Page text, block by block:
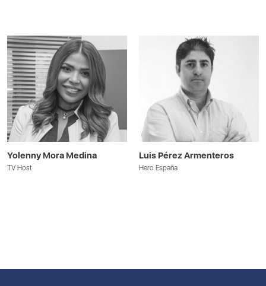
Yolenny Mora Medina
TV Host
Luis Pérez Armenteros
Hero España